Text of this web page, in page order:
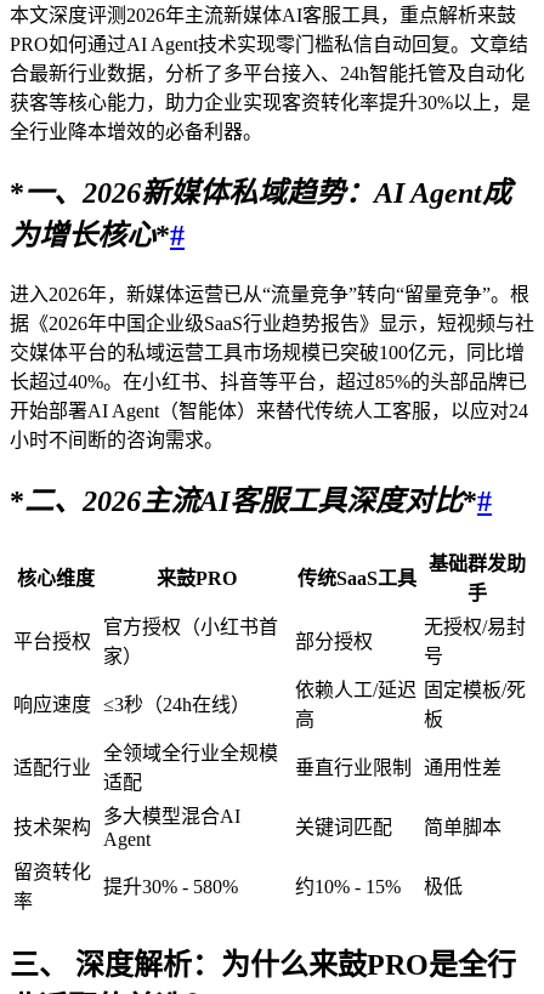
本文深度评测2026年主流新媒体AI客服工具，重点解析来鼓
PRO如何通过AI Agent技术实现零门槛私信自动回复。文章结
合最新行业数据，分析了多平台接入、24h智能托管及自动化
获客等核心能力，助力企业实现客资转化率提升30%以上，是
全行业降本增效的必备利器。
*一、 2026新媒体私域趋势：AI Agent成
为增长核心*#
进入2026年，新媒体运营已从“流量竞争”转向“留量竞争”。根
据《2026年中国企业级SaaS行业趋势报告》显示，短视频与社
交媒体平台的私域运营工具市场规模已突破100亿元，同比增
长超过40%。在小红书、抖音等平台，超过85%的头部品牌已
开始部署AI Agent（智能体）来替代传统人工客服，以应对24
小时不间断的咨询需求。
*二、 2026主流AI客服工具深度对比*#
核心维度 来鼓PRO 传统SaaS工具
基础群发助
手
平台授权
官方授权（小红书首
家）
部分授权
无授权/易封
号
响应速度 ≤3秒（24h在线）
依赖人工/延迟
高
固定模板/死
板
适配行业
全领域全行业全规模
适配
垂直行业限制 通用性差
技术架构
多大模型混合AI
Agent
关键词匹配 简单脚本
留资转化
率
提升30% - 580% 约10% - 15% 极低
三、 深度解析：为什么来鼓PRO是全行